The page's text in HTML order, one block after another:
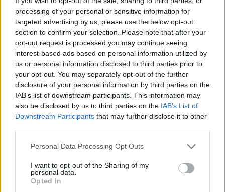
processing of your personal or sensitive information for
targeted advertising by us, please use the below opt-out
section to confirm your selection. Please note that after your
opt-out request is processed you may continue seeing
interest-based ads based on personal information utilized by
us or personal information disclosed to third parties prior to
your opt-out. You may separately opt-out of the further
disclosure of your personal information by third parties on the
IAB’s list of downstream participants. This information may
also be disclosed by us to third parties on the IAB’s List of
Downstream Participants that may further disclose it to other
Please note that this website/app uses one or more Google
not limited to your visit or usage behaviour. You may click to
grant or deny consent to Google and its third-party tags to
use your data for below specified purposes in below Google
Personal Data Processing Opt Outs
I want to opt-out of the Sharing of my
personal data.
Opted In
Dyson V8 vezeték nélküli porszívó
A Dyson V8-as vezeték nélküli porszívói a 100 ezer forint
feletti ársávban versenyeznek, így idehaza valószínűleg
nem sokan örülhetnek neki, hogy ezek a masinák a gyári
ígéret szerint 6 évig képesek ellátni a feladatukat, mielőtt
az akku felvonja a fehér zászlót. AWPugyanakkor arra
jutott, hogy nem lehet eldönteni a termék valós
élettartamát, amiben komoly szerepe van, hogy a Dyson
nem közli a töltési ciklusokra vonatkozó értéket. Cserébe